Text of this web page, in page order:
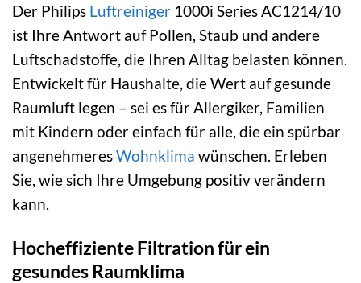
Der Philips Luftreiniger 1000i Series AC1214/10
ist Ihre Antwort auf Pollen, Staub und andere
Luftschadstoffe, die Ihren Alltag belasten können.
Entwickelt für Haushalte, die Wert auf gesunde
Raumluft legen – sei es für Allergiker, Familien
mit Kindern oder einfach für alle, die ein spürbar
angenehmeresWohnklima wünschen. Erleben
Sie, wie sich Ihre Umgebung positiv verändern
kann.
Hocheffiziente Filtration für ein
gesundes Raumklima